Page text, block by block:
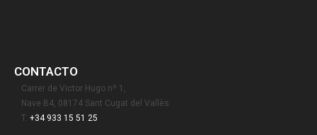
CONTACTO
Carrer de Victor Hugo nº 1,
Nave B4, 08174 Sant Cugat del Vallès
T. +34 933 15 51 25